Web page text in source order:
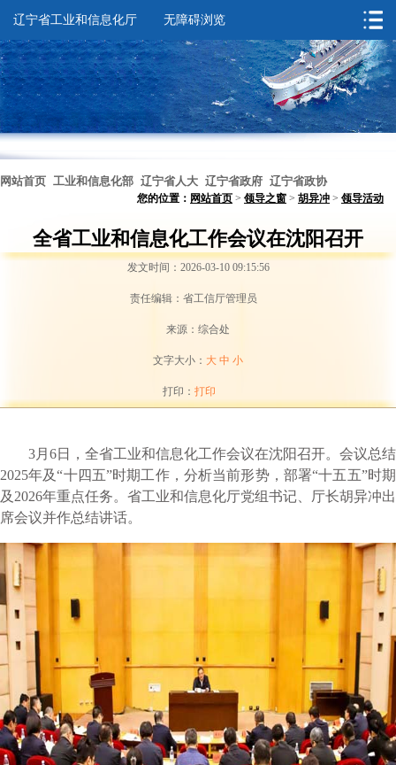
网站首页 工业和信息化部 辽宁省人大 辽宁省政府 辽宁省政协
无障碍浏览
辽宁省工业和信息化厅 无障碍浏览
您的位置： 网站首页 > 领导之窗 > 胡异冲 > 领导活动
全省工业和信息化工作会议在沈阳召开
发文时间：2026-03-10 09:15:56
责任编辑：省工信厅管理员
来源：综合处
文字大小： 大 中 小
打印： 打印
3月6日，全省工业和信息化工作会议在沈阳召开。会议总结
2025年及“十四五”时期工作，分析当前形势，部署“十五五”时期
及2026年重点任务。省工业和信息化厅党组书记、厅长胡异冲出
席会议并作总结讲话。